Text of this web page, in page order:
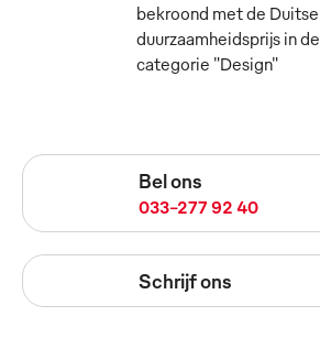
bekroond met de Duitse
duurzaamheidsprijs in de
categorie "Design"
Bel ons
033-277 92 40
Schrijf ons